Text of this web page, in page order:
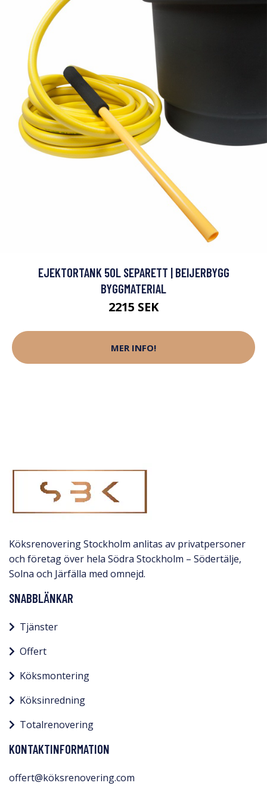
EJEKTORTANK 50L SEPARETT | BEIJERBYGG
BYGGMATERIAL
2215 SEK
MER INFO!
Köksrenovering Stockholm anlitas av privatpersoner
och företag över hela Södra Stockholm – Södertälje,
Solna och Järfälla med omnejd.​
SNABBLÄNKAR
Tjänster
Offert
Köksmontering
Köksinredning
Totalrenovering
KONTAKTINFORMATION
offert@köksrenovering.com